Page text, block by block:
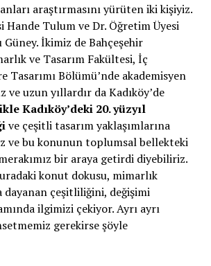
araştırmasını yürüten iki kişiyiz.
Hande Tulum ve Dr. Öğretim Üyesi
Güney. İkimiz de Bahçeşehir
ve Tasarım Fakültesi, İç
Tasarımı Bölümü’nde akademisyen
ve uzun yıllardır da Kadıköy’de
Kadıköy’deki 20. yüzyıl
ve çeşitli tasarım yaklaşımlarına
ve bu konunun toplumsal bellekteki
bir araya getirdi diyebiliriz.
konut dokusu, mimarlık
çeşitliliğini, değişimi
ilgimizi çekiyor. Ayrı ayrı
gerekirse şöyle